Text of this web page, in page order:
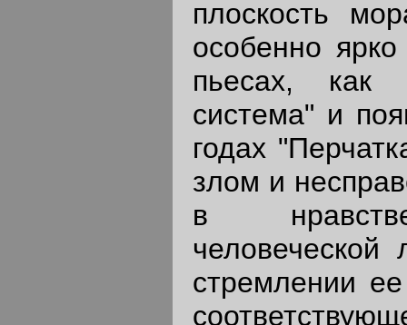
плоскость
особенно
пьесах, как
система" и
годах
злом и
в
человеческой
стремлении